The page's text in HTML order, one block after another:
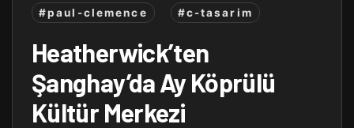
#paul-clemence
#c-tasarim
Heatherwick’ten
Şanghay’da Ay Köprülü
Kültür Merkezi